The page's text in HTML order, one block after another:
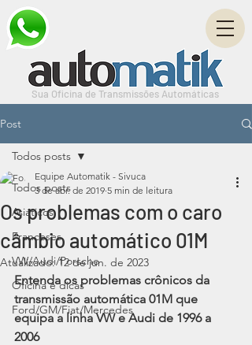
Sua Oficina de Transmissões Automáticas
Post
Todos posts
Asiáticos
Franceses
VW/Audi/Porsche
Oficina e dicas
Ford/GM/Fiat/Mercedes
Todos posts
Os problemas com o caro
câmbio automático 01M
Equipe Automatik - Sivuca
3 de abr. de 2019 5 min de leitura
Atualizado:12 de jun. de 2023
Entenda os problemas crônicos da
transmissão automática 01M que
equipa a linha VW e Audi de 1996 a
2006